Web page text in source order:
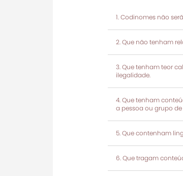
Codinomes não
Que não tenham
Que tenham teor
ilegalidade.
Que tenham
a pessoa ou grupo de
Que contenham
Que tragam